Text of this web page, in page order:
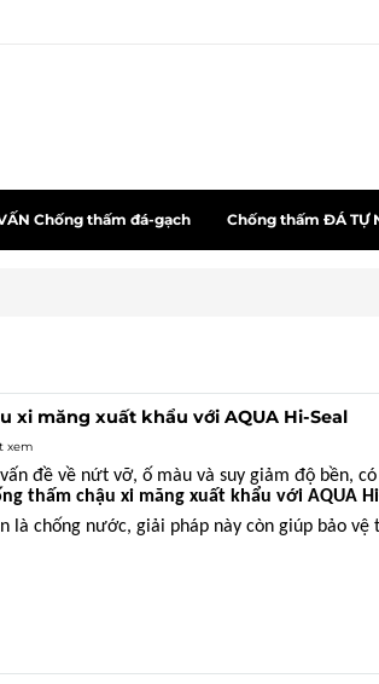
Chống thấm đá-gạch Chống thấm ĐÁ TỰ
xi măng xuất khẩu với AQUA Hi-Seal
xem
đề về nứt vỡ, ố màu và suy giảm độ bền,
thấm chậu xi măng xuất khẩu với AQUA
là chống nước, giải pháp này còn giúp bảo